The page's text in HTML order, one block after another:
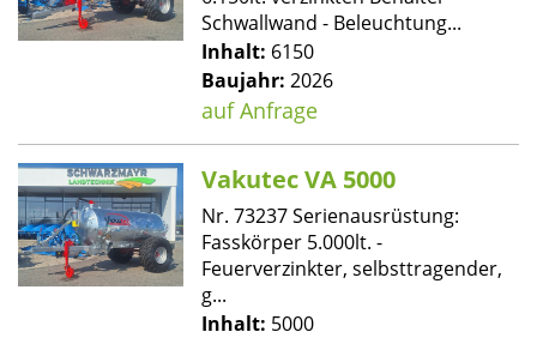
Schwallwand - Beleuchtung...
Inhalt: 6150
Baujahr: 2026
auf Anfrage
Vakutec VA 5000
Nr. 73237 Serienausrüstung:
Fasskörper 5.000lt. -
Feuerverzinkter, selbsttragender,
g...
Inhalt: 5000